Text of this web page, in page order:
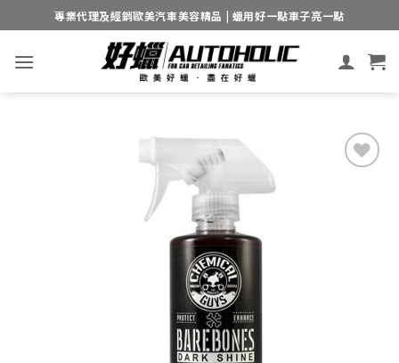
to
content
專業代理及經銷歐美汽車美容精品 | 蠟用好一點車子亮一點